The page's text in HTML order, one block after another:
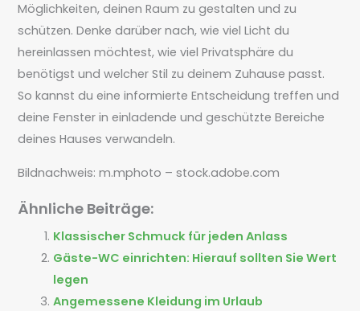
Möglichkeiten, deinen Raum zu gestalten und zu
schützen. Denke darüber nach, wie viel Licht du
hereinlassen möchtest, wie viel Privatsphäre du
benötigst und welcher Stil zu deinem Zuhause passt.
So kannst du eine informierte Entscheidung treffen und
deine Fenster in einladende und geschützte Bereiche
deines Hauses verwandeln.
Bildnachweis:m.mphoto – stock.adobe.com
Ähnliche Beiträge:
Klassischer Schmuck für jeden Anlass
Gäste-WC einrichten: Hierauf sollten Sie Wert
legen
Angemessene Kleidung im Urlaub